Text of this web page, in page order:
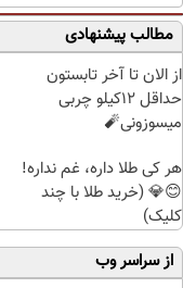
مطالب پیشنهادی
از الان تا آخر تابستون
حداقل 12کیلو چربی
میسوزونی🧨
هر کی طلا داره، غم نداره!
😊💎 (خرید طلا با چند
کلیک)
از سراسر وب